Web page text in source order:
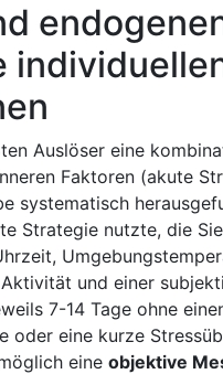
Auslöser ⁢eine
Faktoren (akute
systematisch
Strategie nutzte,‍ die
und einer
⁣7-14 Tage ⁣ohne
oder⁣ eine kurze‌
eine objektive